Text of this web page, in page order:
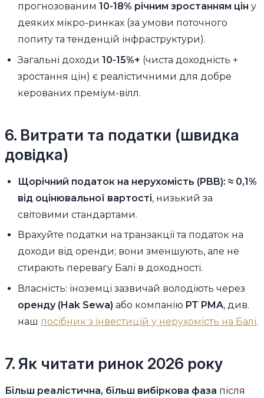
прогнозованим10-18% річним зростанням цін у
деяких мікро-ринках (за умови поточного
попиту та тенденцій інфраструктури).
Загальні доходи10-15%+ (чиста доходність +
зростання цін) є реалістичними для добре
керованих преміум-вілл.
6. Витрати та податки (швидка
довідка)
Щорічний податок на нерухомість (PBB): ≈ 0,1%
від оцінювальної вартості, низький за
світовими стандартами.
Врахуйте податки на транзакції та податок на
доходи від оренди; вони зменшують, але не
стирають перевагу Балі в доходності.
Власність: іноземці зазвичай володіють через
оренду (Hak Sewa) або компанію PT PMA, див.
наш посібник з інвестицій у нерухомість на Балі.
7. Як читати ринок 2026 року
Більш реалістична, більш вибіркова фаза після